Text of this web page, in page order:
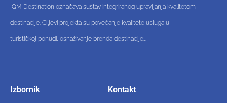
IQM Destination označava sustav integriranog upravljanja kvalitetom
destinacije. Ciljevi projekta su povećanje kvalitete usluga u
turističkoj ponudi, osnaživanje brenda destinacije…
Izbornik Kontakt